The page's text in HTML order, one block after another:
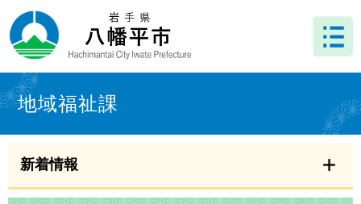
ー
ジ
先
頭
で
ニ
ュ
を
飛
ば
文 地域福祉課
新着情報